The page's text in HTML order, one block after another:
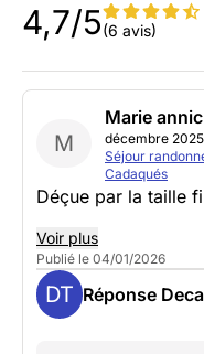
4,7/5(6 avis)
M
Marie
décembre 2025
Séjour
Cadaqués
Déçue par la taille
Voir plus
Publié le 04/01/2026
DT Réponse